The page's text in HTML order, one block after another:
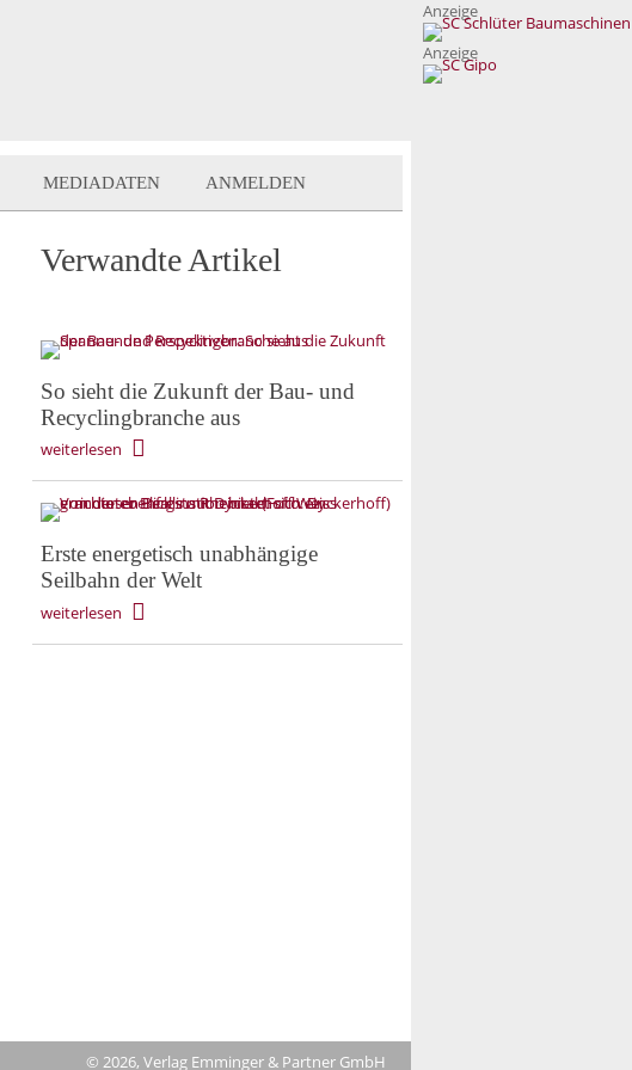
Anzeige
Anzeige
MEDIADATEN ANMELDEN
Verwandte Artikel
So sieht die Zukunft der Bau- und
Recyclingbranche aus
weiterlesen
Erste energetisch unabhängige
Seilbahn der Welt
weiterlesen
© 2026, Verlag Emminger & Partner GmbH